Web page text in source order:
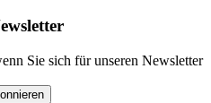
Sie sich für unseren Newsletter